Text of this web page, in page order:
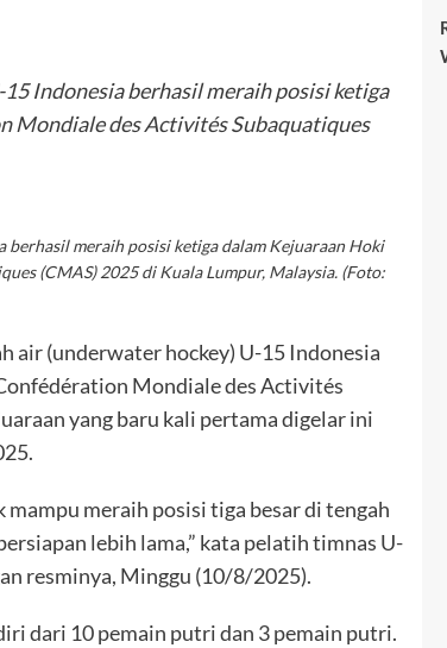
Indonesia berhasil meraih posisi ketiga
Mondiale des Activités Subaquatiques
meraih posisi ketiga dalam Kejuaraan Hoki
(CMAS) 2025 di Kuala Lumpur, Malaysia. (Foto:
air (underwater hockey) U-15 Indonesia
Mondiale des Activités
yang baru kali pertama digelar ini
meraih posisi tiga besar di tengah
lebih lama,” kata pelatih timnas U-
resminya, Minggu (10/8/2025).
dari 10 pemain putri dan 3 pemain putri.